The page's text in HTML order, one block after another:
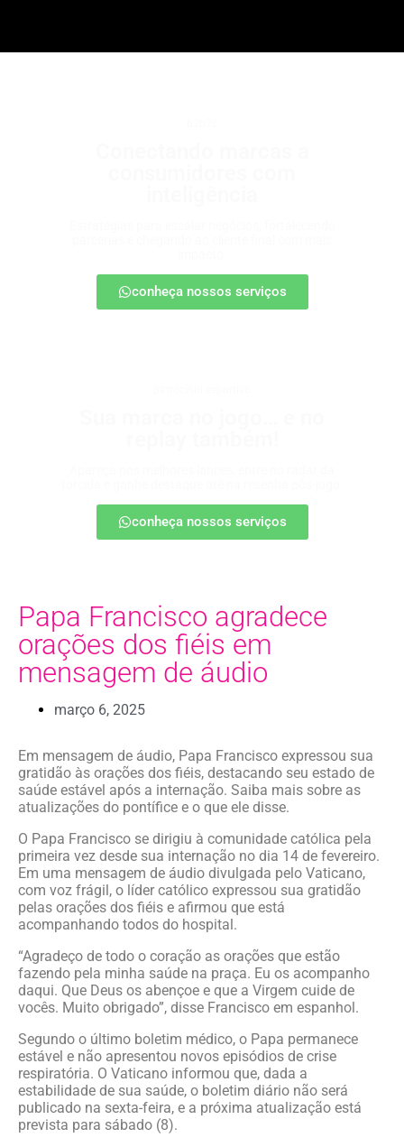
conheça nossos serviços
conheça nossos serviços
Papa Francisco agradece
orações dos fiéis em
mensagem de áudio
março 6, 2025
Em mensagem de áudio, Papa Francisco expressou sua
gratidão às orações dos fiéis, destacando seu estado de
saúde estável após a internação. Saiba mais sobre as
atualizações do pontífice e o que ele disse.
O Papa Francisco se dirigiu à comunidade católica pela
primeira vez desde sua internação no dia 14 de fevereiro.
Em uma mensagem de áudio divulgada pelo Vaticano,
com voz frágil, o líder católico expressou sua gratidão
pelas orações dos fiéis e afirmou que está
acompanhando todos do hospital.
“Agradeço de todo o coração as orações que estão
fazendo pela minha saúde na praça. Eu os acompanho
daqui. Que Deus os abençoe e que a Virgem cuide de
vocês. Muito obrigado”, disse Francisco em espanhol.
Segundo o último boletim médico, o Papa permanece
estável e não apresentou novos episódios de crise
respiratória. O Vaticano informou que, dada a
estabilidade de sua saúde, o boletim diário não será
publicado na sexta-feira, e a próxima atualização está
prevista para sábado (8).